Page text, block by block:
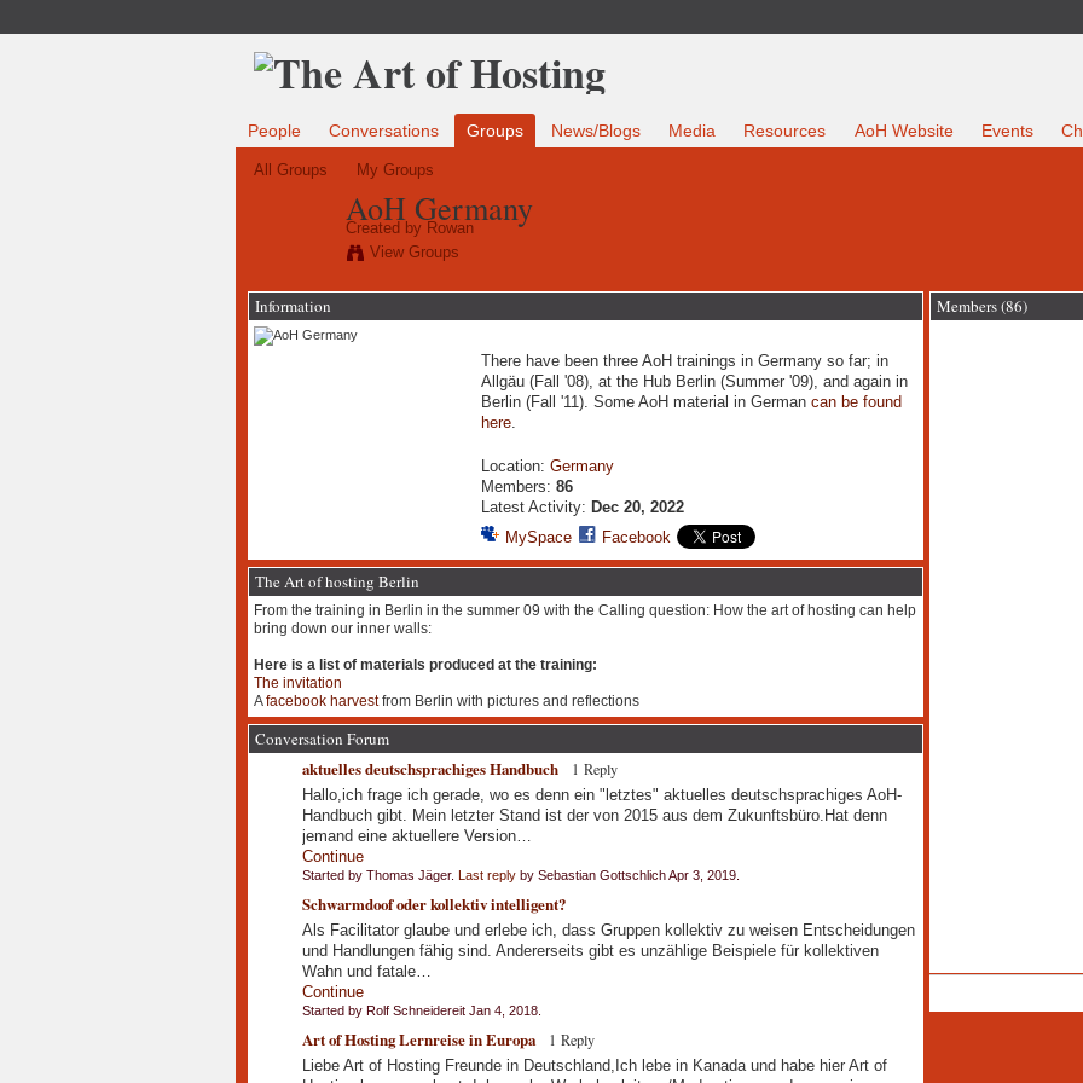
People Conversations Groups News/Blogs Media Resources AoH Website Events
All Groups My Groups
AoH Germany
Created by Rowan
View Groups
Information
There have been three AoH trainings in Germany so far; in
Allgäu (Fall '08), at the Hub Berlin (Summer '09), and again in
Berlin (Fall '11). Some AoH material in German can be found
here.
Location: Germany
Members: 86
Latest Activity: Dec 20, 2022
MySpace
Facebook
The Art of hosting Berlin
From the training in Berlin in the summer 09 with the Calling question: How the art of hosting can help
bring down our inner walls:
Here is a list of materials produced at the training:
The invitation
Afacebook harvestfrom Berlin with pictures and reflections
Conversation Forum
aktuelles deutschsprachiges Handbuch 1 Reply
Hallo,ich frage ich gerade, wo es denn ein "letztes" aktuelles deutschsprachiges AoH-
Handbuch gibt. Mein letzter Stand ist der von 2015 aus dem Zukunftsbüro.Hat denn
jemand eine aktuellere Version…
Continue
Started by Thomas Jäger. Last replyby Sebastian Gottschlich Apr 3, 2019.
Schwarmdoof oder kollektiv intelligent?
Als Facilitator glaube und erlebe ich, dass Gruppen kollektiv zu weisen Entscheidungen
und Handlungen fähig sind. Andererseits gibt es unzählige Beispiele für kollektiven
Wahn und fatale…
Continue
Started by Rolf Schneidereit Jan 4, 2018.
Art of Hosting Lernreise in Europa 1 Reply
Liebe Art of Hosting Freunde in Deutschland,Ich lebe in Kanada und habe hier Art of
Members (86)